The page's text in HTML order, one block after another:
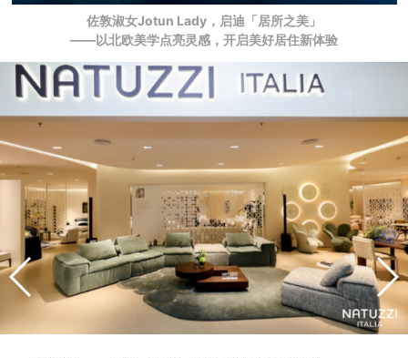
佐敦淑女Jotun Lady，启迪「居所之美」
——以北欧美学点亮灵感，开启美好居住新体验